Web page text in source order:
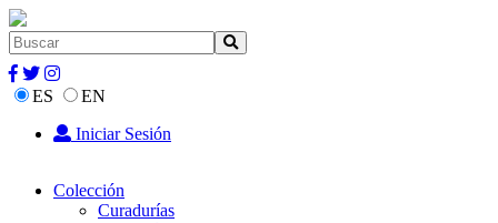
ES
EN
Iniciar Sesión
Colección
Curadurías